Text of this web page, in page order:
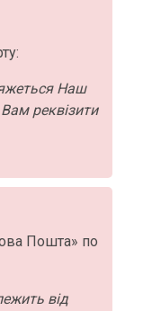
Наш
реквізити
Пошта» по
від